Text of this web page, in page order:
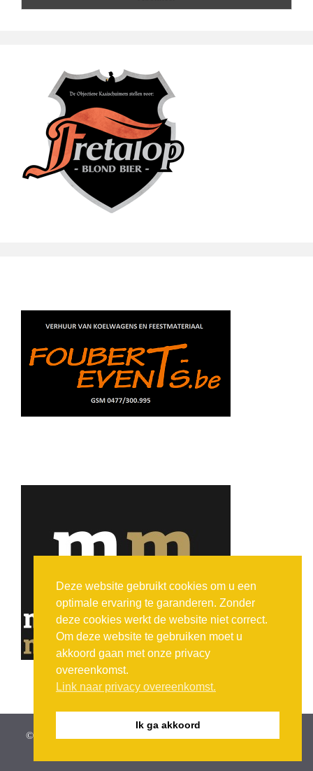
© vzw De objectieve kaaischuimers (1997 - 2026) -
Deze website gebruikt cookies om u een
optimale ervaring te garanderen. Zonder
deze cookies werkt de website niet correct.
Om deze website te gebruiken moet u
akkoord gaan met onze privacy
overeenkomst.
Link naar privacy overeenkomst.
Ik ga akkoord